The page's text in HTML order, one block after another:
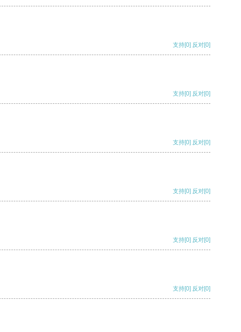
支持[0] 反对[0]
支持[0] 反对[0]
支持[0] 反对[0]
支持[0] 反对[0]
支持[0] 反对[0]
支持[0] 反对[0]